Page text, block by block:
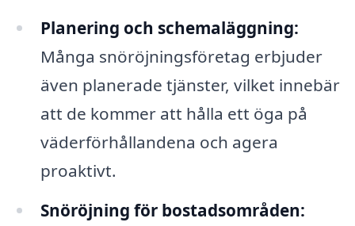
Planering och schemaläggning:
Många snöröjningsföretag erbjuder
även planerade tjänster, vilket innebär
att de kommer att hålla ett öga på
väderförhållandena och agera
proaktivt.
Snöröjning för bostadsområden: